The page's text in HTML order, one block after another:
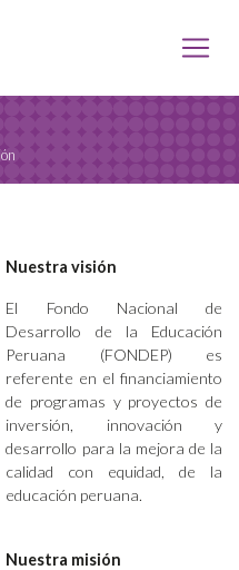
Nuestra visión
El Fondo Nacional de
Desarrollo de la Educación
Peruana (FONDEP) es
referente en el financiamiento
de programas y proyectos de
inversión, innovación y
desarrollo para la mejora de la
calidad con equidad, de la
educación peruana.
Nuestra misión